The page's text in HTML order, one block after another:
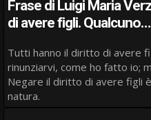
Frase di Luigi Maria
di avere figli. Qualcuno…
Tutti hanno il diritto di avere figli. Qualcuno può
rinunziarvi, come ho fatto io; ma la scelta è individuale.
Negare il diritto di avere figli è una stupidaggine contro
natura.